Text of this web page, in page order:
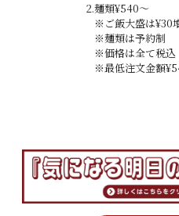
2.麺類¥540〜
※ご飯大盛は¥30
※麺類は予約制
※価格は全て税込
※最低注文金額